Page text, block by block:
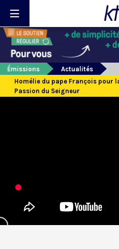
Émissions
Actualités
Homélie du pape François pour
Passion du Seigneur